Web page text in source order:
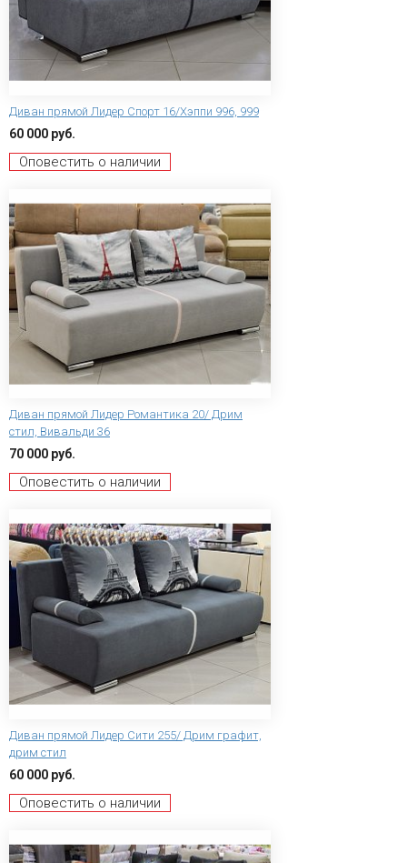
Диван прямой Лидер Спорт 16/Хэппи 996, 999
60 000 руб.
Оповестить о наличии
Диван прямой Лидер Романтика 20/ Дрим
стил, Вивальди 36
70 000 руб.
Оповестить о наличии
Диван прямой Лидер Сити 255/ Дрим графит,
дрим стил
60 000 руб.
Оповестить о наличии